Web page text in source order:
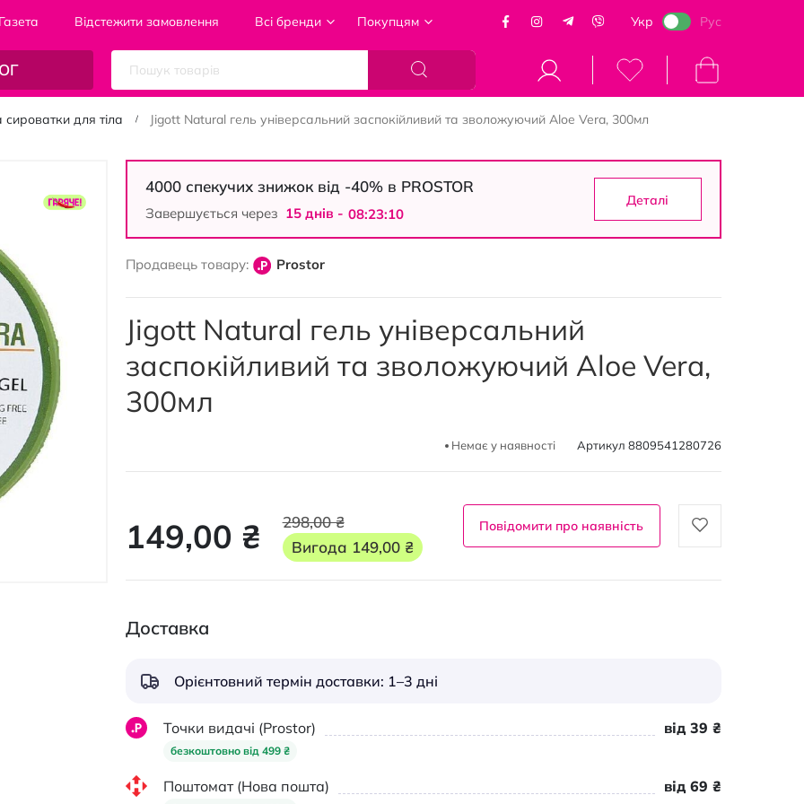
Газета Відстежити замовлення Всі бренди Покупцям Укр Рус
Кошик
сироватки для тіла Jigott Natural гель універсальний заспокійливий та зволожуючий Aloe Vera, 300мл
4000 спекучих знижок від -40% в PROSTOR
Деталі
Завершується через 15 днiв - 08:23:09
Продавець товару: Prostor
Jigott Natural гель універсальний
заспокійливий та зволожуючий Aloe Vera,
300мл
Немає у наявності Артикул 8809541280726
149,00 ₴
298,00 ₴
Вигода 149,00 ₴
Повідомити про наявність
Доставка
Орієнтовний термін доставки: 1–3 дні
Точки видачі (Prostor)
безкоштовно від 499 ₴
від 39 ₴
Поштомат (Нова пошта) від 69 ₴